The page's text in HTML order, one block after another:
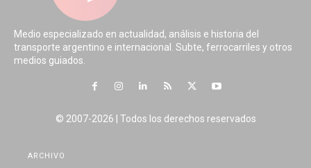
Medio especializado en actualidad, análisis e historia del
transporte argentino e internacional. Subte, ferrocarriles y otros
medios guiados.
© 2007-2026 | Todos los derechos reservados
ARCHIVO